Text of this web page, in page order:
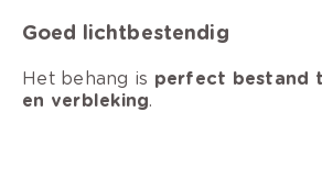
Goed lichtbestendig
Het behang is perfect bestand
en verbleking.